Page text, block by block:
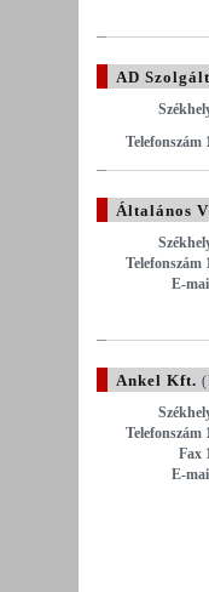
AD
Telefonszám
Általános
Telefonszám
E-
Ankel Kft.
Telefonszám
Fax
E-